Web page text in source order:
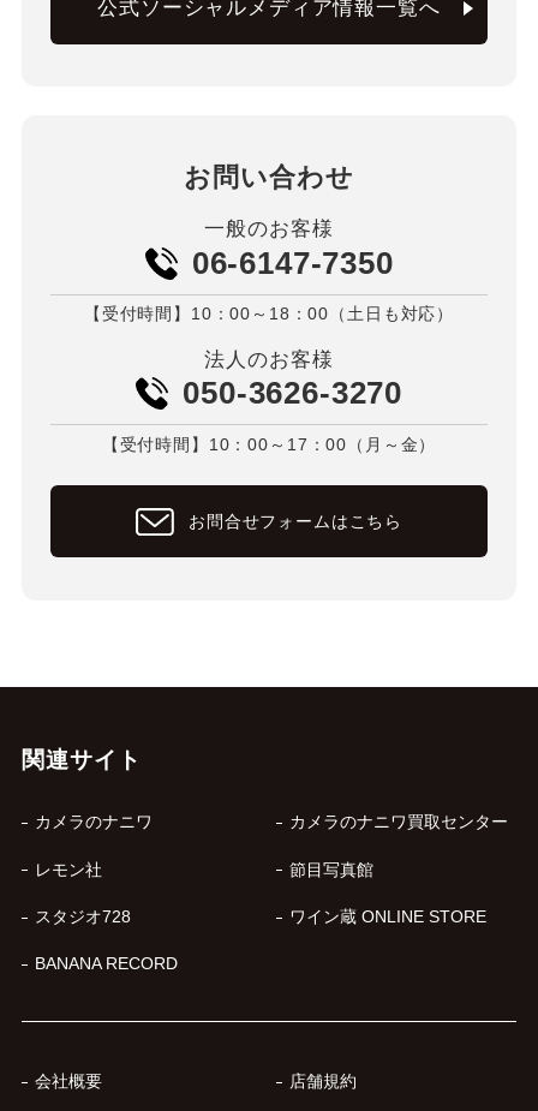
公式ソーシャルメディア情報一覧へ
お問い合わせ
一般のお客様
06-6147-7350
【受付時間】10：00～18：00（土日も対応）
法人のお客様
050-3626-3270
【受付時間】10：00～17：00（月～金）
お問合せフォームはこちら
関連サイト
カメラのナニワ カメラのナニワ買取センター
レモン社 節目写真館
スタジオ728 ワイン蔵 ONLINE STORE
BANANA RECORD
会社概要 店舗規約